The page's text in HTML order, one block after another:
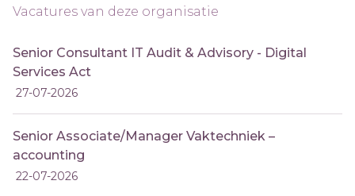
Vacatures van deze organisatie
Senior Consultant IT Audit & Advisory - Digital
Services Act
27-07-2026
Senior Associate/Manager Vaktechniek –
accounting
22-07-2026